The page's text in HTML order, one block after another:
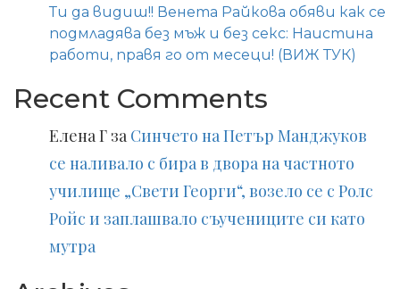
Ти да видиш!! Венета Райкова обяви как се
подмладява без мъж и без секс: Наистина
работи, правя го от месеци! (ВИЖ ТУК)
Recent Comments
Елена Г за Синчето на Петър Манджуков
се наливало с бира в двора на частното
училище „Свети Георги“, возело се с Ролс
Ройс и заплашвало съучениците си като
мутра